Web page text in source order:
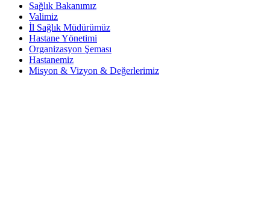
Sağlık Bakanımız
Valimiz
İl Sağlık Müdürümüz
Hastane Yönetimi
Organizasyon Şeması
Hastanemiz
Misyon & Vizyon & Değerlerimiz